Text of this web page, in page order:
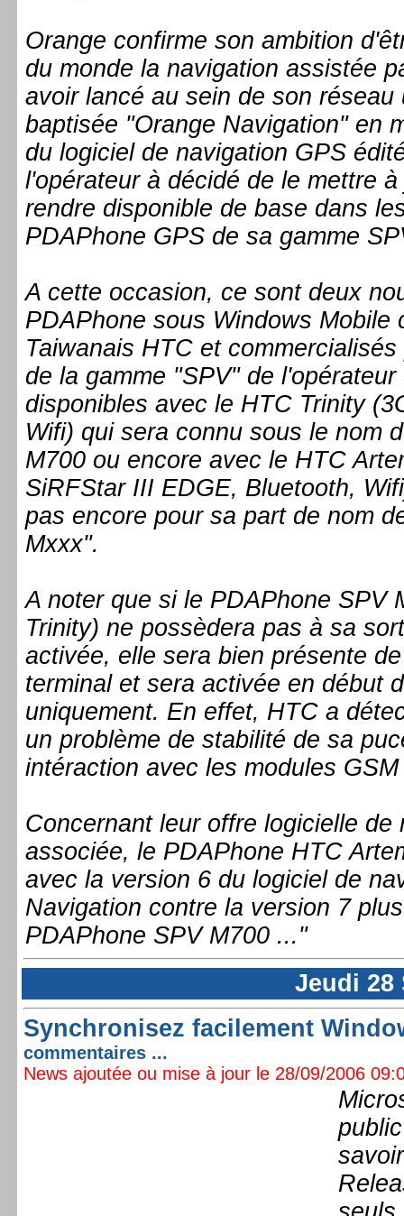
Orange confirme son ambition
du monde la navigation assistée
avoir lancé au sein de son réseau
baptisée "Orange Navigation" en
du logiciel de navigation GPS
l'opérateur à décidé de le mettre
rendre disponible de base dans
PDAPhone GPS de sa gamme
A cette occasion, ce sont deux
PDAPhone sous Windows Mobile
Taiwanais HTC et
de la gamme "SPV" de
disponibles avec le HTC Trinity
Wifi) qui sera connu sous le nom
M700 ou encore avec le HTC
SiRFStar III EDGE, Bluetooth,
pas encore pour sa part de nom
Mxxx".
A noter que si le PDAPhone SPV
Trinity) ne possèdera pas à sa
activée, elle sera bien présente
terminal et sera activée en début
uniquement. En effet, HTC a
un problème de stabilité de sa
intéraction avec les modules
Concernant leur offre logicielle de
associée, le PDAPhone HTC
avec la version 6 du logiciel de
Navigation contre la version 7
PDAPhone SPV M700 ..."
Jeudi 28
Synchronisez facilement
commentaires ...
News ajoutée ou mise à jour le 28/09/2006